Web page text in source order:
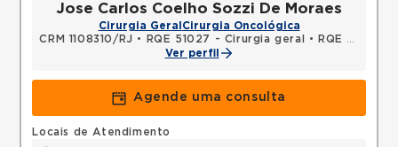
Jose Carlos Coelho Sozzi De Moraes
Cirurgia Geral Cirurgia Oncológica
CRM 1108310/RJ • RQE 51027 - Cirurgia geral •
RQE 51028 - Cirurgia oncológica
Ver perfil
Agende uma consulta
Locais de Atendimento